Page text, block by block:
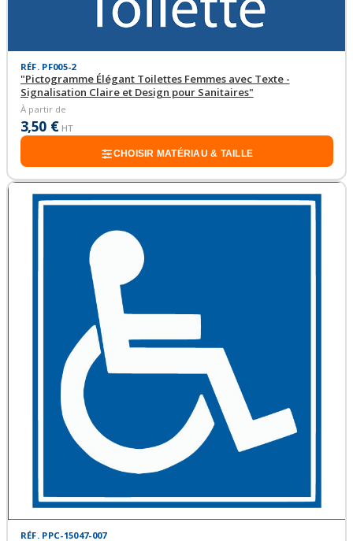
RÉF. PF005-2
"Pictogramme Élégant Toilettes Femmes avec Texte -
Signalisation Claire et Design pour Sanitaires"
À partir de
3,50 € HT
CHOISIR MATÉRIAU & TAILLE
RÉF. PPC-15047-007